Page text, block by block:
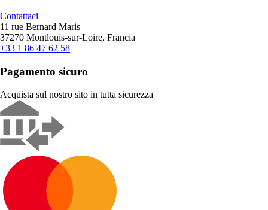
Contattaci
11 rue Bernard Maris
37270 Montlouis-sur-Loire, Francia
+33 1 86 47 62 58
Pagamento sicuro
Acquista sul nostro sito in tutta sicurezza